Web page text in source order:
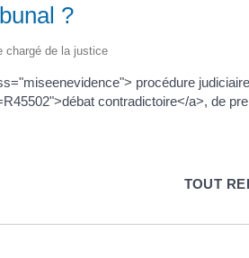
?
chargé de la justice
procédure
contradictoire</a>, de
TOUT